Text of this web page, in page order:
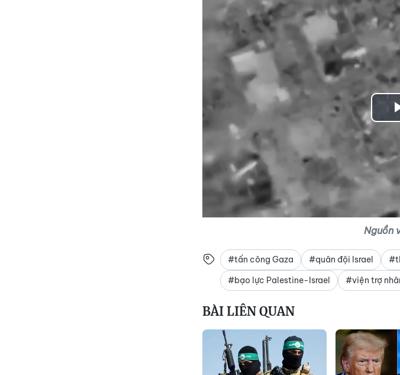
Nguồn
#tấn công Gaza #quân đội Israel
#bạo lực Palestine-Israel
#viện trợ
BÀI LIÊN QUAN